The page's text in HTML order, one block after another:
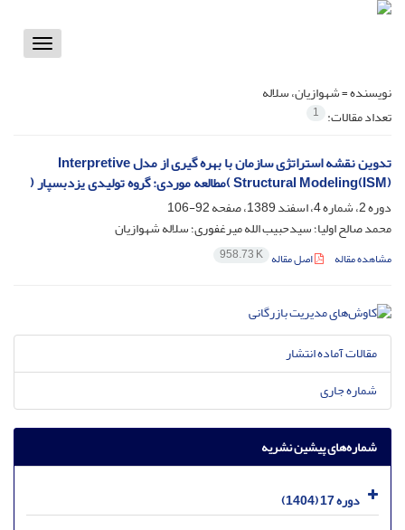
Toggle
نویسنده =شهوازیان، سلاله
تعداد مقالات: 1
تدوین نقشه استراتژی سازمان با بهره گیری از مدل Interpretive
Structural Modeling(ISM) )مطالعه موردی: گروه تولیدی یزدبسپار (
دوره 2، شماره 4، اسفند 1389، صفحه
92-106
محمد صالح اولیا؛ سیدحبیب الله میرغفوری؛ سلاله شهوازیان
مشاهده مقاله اصل مقاله 958.73 K
مقالات آماده انتشار
شماره جاری
شماره‌های پیشین نشریه
دوره 17 (1404)